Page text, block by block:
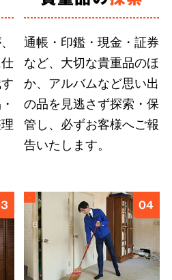
人材育成
添い、どんなに小さな品
に扱うことが、ご依頼者
じています。そのために
の遺品整理に求められ
供養に対応
通帳・印鑑・現金・証券
など、大切な貴重品のほ
か、アルバムなど思い出
の品を見逃さず探索・保
管し、必ずお客様へご報
告いたします。
04